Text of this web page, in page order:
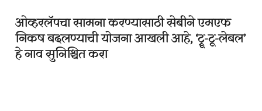
ओव्हरलॅपचा सामना करण्यासाठी सेबीने एमएफ
निकष बदलण्याची योजना आखली आहे, ‘ट्रू-टू-लेबल’
हे नाव सुनिश्चित करा